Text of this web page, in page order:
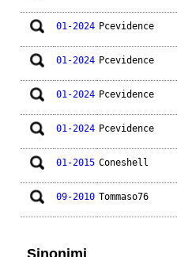
01-2024 Pcevidence
01-2024 Pcevidence
01-2024 Pcevidence
01-2024 Pcevidence
01-2015 Coneshell
09-2010 Tommaso76
Sinonimi